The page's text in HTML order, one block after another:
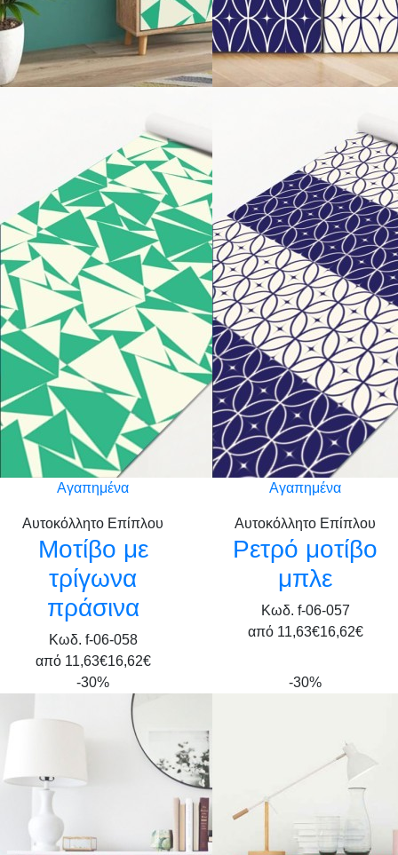
Αγαπημένα
Αυτοκόλλητο Επίπλου
Μοτίβο με
τρίγωνα
πράσινα
Κωδ. f-06-058
από 11,63€16,62€
Αγαπημένα
Αυτοκόλλητο Επίπλου
Ρετρό μοτίβο
μπλε
Κωδ. f-06-057
από 11,63€16,62€
-30% -30%